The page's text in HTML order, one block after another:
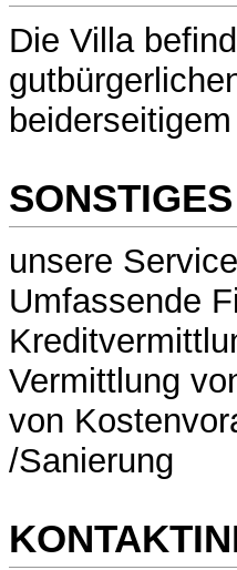
Die Villa
SONSTIGES
unsere
Umfassende
Vermittlung
von
/Sanierung